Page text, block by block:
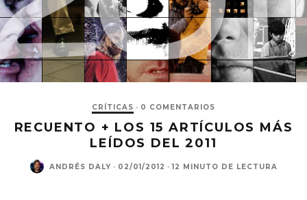
CRÍTICAS · 0 COMENTARIOS
RECUENTO + LOS 15 ARTÍCULOS MÁS
LEÍDOS DEL 2011
ANDRÉS DALY · 02/01/2012 · 12 MINUTO DE LECTURA